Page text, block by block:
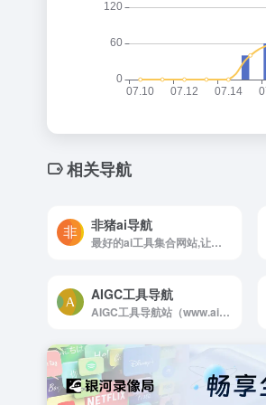
相关导航
非猪ai导航
最好的ai工具集合网站,让你秒变飞猪ai工具箱导航指南,汇聚国内外知名aigc软件服务
AIGC工具导航
AIGC工具导航站（www.aigc.cn）简称：AIGC导航，一个全网分类最全，收录最全的生成式人工智能工具导航平台，分类包括AI写作、AI绘画、AI视频、AI办公、AI数字人、AI设计、AI语音、AI音乐、AI论文、AI简历、AI智能体、文本转语音等AI工具。AIGC导航提供一站式AI工具导航服务，帮助用户快速找到能够提升工作效率和创...